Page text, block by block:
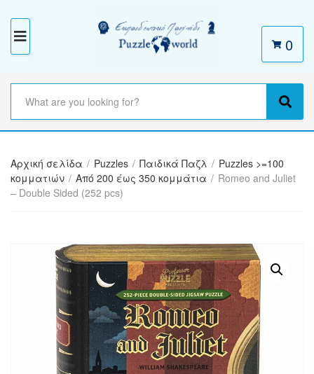
M
N
U
a
t
g
o
r
S
a
r
h
t
e
S
e
a
h
0
Αρχική σελίδα / Puzzles / Παιδικά Παζλ / Puzzles >=100
κομματιών / Από 200 έως 350 κομμάτια / Romeo and Juliet
– Double Sided (252 pcs)